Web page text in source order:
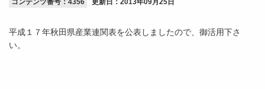
コンテンツ番号：4356 更新日： 2013年09月25日
平成１７年秋田県産業連関表を公表しましたので、御活用下さ
い。